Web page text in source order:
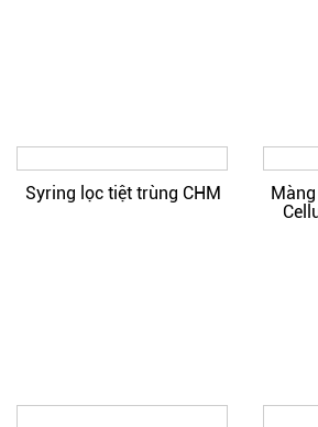
Syring lọc tiệt trùng CHM